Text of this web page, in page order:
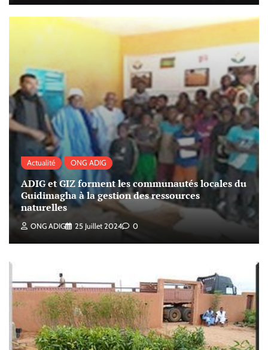
Actualité ONG ADIG
ADIG et GIZ forment les communautés locales du
Guidimagha à la gestion des ressources
naturelles
ONG ADIG 25 Juillet 2024 0